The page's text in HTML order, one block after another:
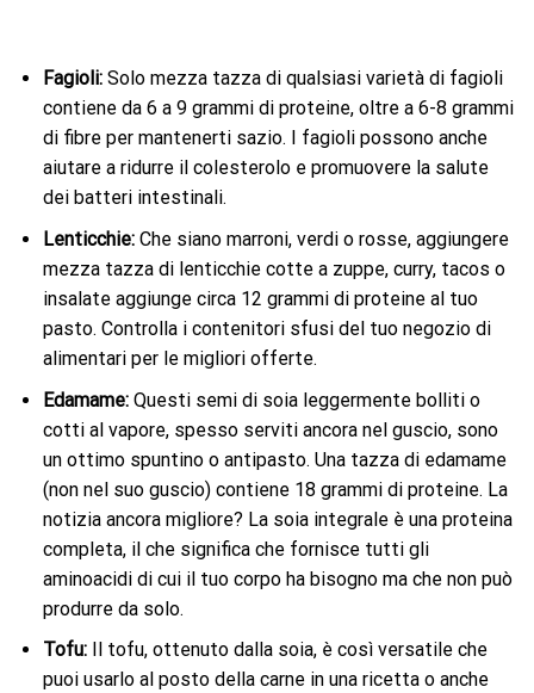
Fagioli:Solo mezza tazza di qualsiasi varietà di fagioli
contiene da 6 a 9 grammi di proteine, oltre a 6-8 grammi
di fibre per mantenerti sazio. I fagioli possono anche
aiutare a ridurre il colesterolo e promuovere la salute
dei batteri intestinali.
Lenticchie:Che siano marroni, verdi o rosse, aggiungere
mezza tazza di lenticchie cotte a zuppe, curry, tacos o
insalate aggiunge circa 12 grammi di proteine ​​al tuo
pasto. Controlla i contenitori sfusi del tuo negozio di
alimentari per le migliori offerte.
Edamame:Questi semi di soia leggermente bolliti o
cotti al vapore, spesso serviti ancora nel guscio, sono
un ottimo spuntino o antipasto. Una tazza di edamame
(non nel suo guscio) contiene 18 grammi di proteine. La
notizia ancora migliore? La soia integrale è una proteina
completa, il che significa che fornisce tutti gli
aminoacidi di cui il tuo corpo ha bisogno ma che non può
produrre da solo.
Tofu:Il tofu, ottenuto dalla soia, è così versatile che
puoi usarlo al posto della carne in una ricetta o anche